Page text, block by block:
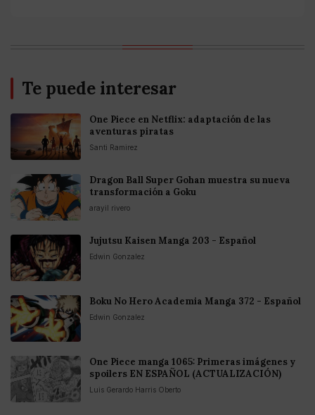
Te puede interesar
One Piece en Netflix: adaptación de las
aventuras piratas
Santi Ramirez
Dragon Ball Super Gohan muestra su nueva
transformación a Goku
arayil rivero
Jujutsu Kaisen Manga 203 - Español
Edwin Gonzalez
Boku No Hero Academia Manga 372 - Español
Edwin Gonzalez
One Piece manga 1065: Primeras imágenes y
spoilers EN ESPAÑOL (ACTUALIZACIÓN)
Luis Gerardo Harris Oberto